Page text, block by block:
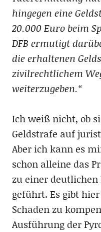
hingegen eine
20.000 Euro beim
DFB ermutigt
die erhaltenen
zivilrechtlichem
weiterzugeben.“
Ich weiß nicht, ob
Geldstrafe auf
Aber ich kann es
schon alleine das
zu einer deutlichen
geführt. Es gibt
Schaden zu
Ausführung der